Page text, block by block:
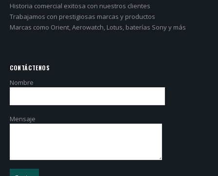
Historia comercial exitosa con nuestros clientes
Trabajamos con prestigiosas marcas y productos
Marcas como Orient, Aerowatch, Lotus, baterías Sony y más
CONTÁCTENOS
Nombre
Mensaje